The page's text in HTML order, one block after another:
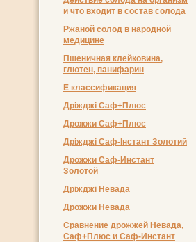
и что входит в состав солода
Ржаной солод в народной
медицине
Пшеничная клейковина,
глютен, панифарин
Е классификация
Дріжджі Саф+Плюс
Дрожжи Саф+Плюс
Дріжджі Саф-Інстант Золотий
Дрожжи Саф-Инстант
Золотой
Дріжджі Невада
Дрожжи Невада
Сравнение дрожжей Невада,
Саф+Плюс и Саф-Инстант